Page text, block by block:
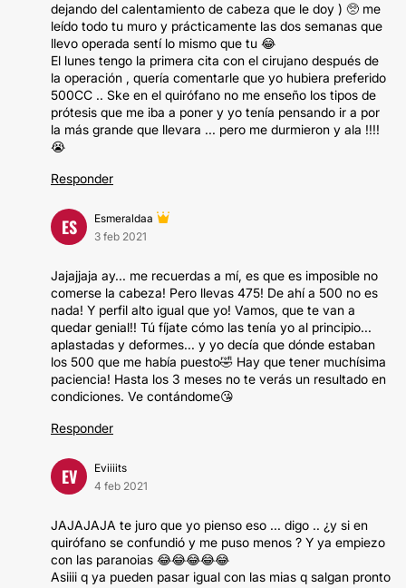
dejando del calentamiento de cabeza que le doy ) 🥺 me
leído todo tu muro y prácticamente las dos semanas que
llevo operada sentí lo mismo que tu 😂
El lunes tengo la primera cita con el cirujano después de
la operación , quería comentarle que yo hubiera preferido
500CC .. Ske en el quirófano no me enseño los tipos de
prótesis que me iba a poner y yo tenía pensando ir a por
la más grande que llevara ... pero me durmieron y ala !!!!
😭
Responder
ES
Esmeraldaa
3 feb 2021
Jajajjaja ay... me recuerdas a mí, es que es imposible no
comerse la cabeza! Pero llevas 475! De ahí a 500 no es
nada! Y perfil alto igual que yo! Vamos, que te van a
quedar genial!! Tú fíjate cómo las tenía yo al principio...
aplastadas y deformes... y yo decía que dónde estaban
los 500 que me había puesto🤣 Hay que tener muchísima
paciencia! Hasta los 3 meses no te verás un resultado en
condiciones. Ve contándome😘
Responder
EV
Eviiiits
4 feb 2021
JAJAJAJA te juro que yo pienso eso ... digo .. ¿y si en
quirófano se confundió y me puso menos ? Y ya empiezo
con las paranoias 😂😂😂😂😂
Asiiii q ya pueden pasar igual con las mias q salgan pronto